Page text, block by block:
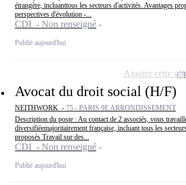
étrangère, incluanttous les secteurs d'activités. Avantages
perspectives d'évolution -...
CDI - Non renseigné
Publié aujourd'hui
Avocat du droit social (H/F)
NEITHWORK - 75 - PARIS 9E ARRONDISSEMENT
Description du poste : Au contact de 2 associés, vous
diversifiéemajoritairement française, incluant tous les
proposés Travail sur des...
CDI - Non renseigné
Publié aujourd'hui
Ajouter cette